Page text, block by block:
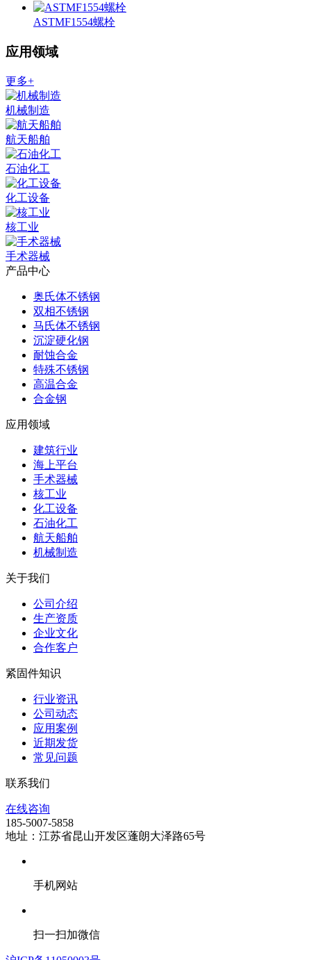
ASTMF1554螺栓
应用领域
更多+
机械制造
航天船舶
石油化工
化工设备
核工业
手术器械
产品中心
奥氏体不锈钢
双相不锈钢
马氏体不锈钢
沉淀硬化钢
耐蚀合金
特殊不锈钢
高温合金
合金钢
应用领域
建筑行业
海上平台
手术器械
核工业
化工设备
石油化工
航天船舶
机械制造
关于我们
公司介绍
生产资质
企业文化
合作客户
紧固件知识
行业资讯
公司动态
应用案例
近期发货
常见问题
联系我们
在线咨询
185-5007-5858
地址：江苏省昆山开发区蓬朗大泽路65号
手机网站
扫一扫加微信